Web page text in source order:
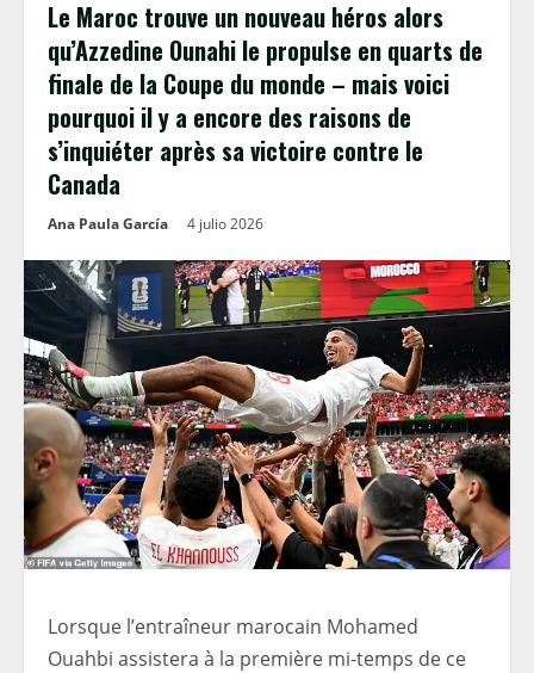
Le Maroc trouve un nouveau héros alors
qu’Azzedine Ounahi le propulse en quarts de
finale de la Coupe du monde – mais voici
pourquoi il y a encore des raisons de
s’inquiéter après sa victoire contre le
Canada
Ana Paula García 4 julio 2026
Lorsque l’entraîneur marocain Mohamed
Ouahbi assistera à la première mi-temps de ce